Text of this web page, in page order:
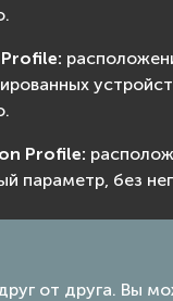
Profile:
параметр, без
от друга. Вы